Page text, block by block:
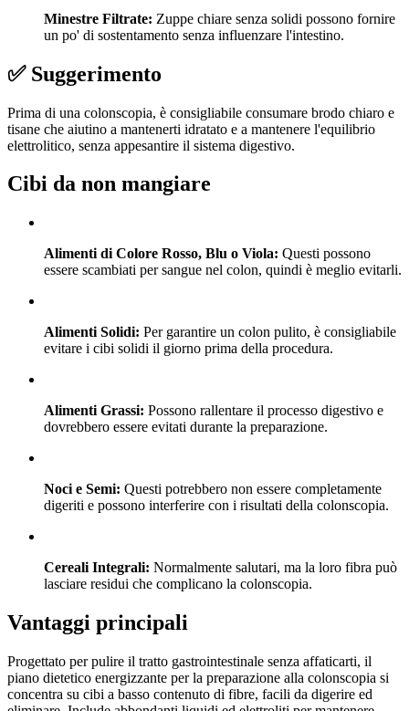
Minestre Filtrate: Zuppe chiare senza solidi possono fornire
un po' di sostentamento senza influenzare l'intestino.
✅ Suggerimento
Prima di una colonscopia, è consigliabile consumare brodo chiaro e
tisane che aiutino a mantenerti idratato e a mantenere l'equilibrio
elettrolitico, senza appesantire il sistema digestivo.
Cibi da non mangiare
Alimenti di Colore Rosso, Blu o Viola: Questi possono
essere scambiati per sangue nel colon, quindi è meglio evitarli.
Alimenti Solidi: Per garantire un colon pulito, è consigliabile
evitare i cibi solidi il giorno prima della procedura.
Alimenti Grassi: Possono rallentare il processo digestivo e
dovrebbero essere evitati durante la preparazione.
Noci e Semi: Questi potrebbero non essere completamente
digeriti e possono interferire con i risultati della colonscopia.
Cereali Integrali: Normalmente salutari, ma la loro fibra può
lasciare residui che complicano la colonscopia.
Vantaggi principali
Progettato per pulire il tratto gastrointestinale senza affaticarti, il
piano dietetico energizzante per la preparazione alla colonscopia si
concentra su cibi a basso contenuto di fibre, facili da digerire ed